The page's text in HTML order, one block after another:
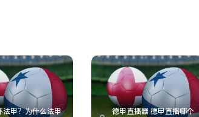
法甲？为什么法甲
德甲直播器 德甲直播哪个